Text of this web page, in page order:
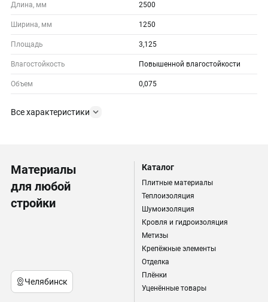
Длина, мм 2500
Ширина, мм 1250
Площадь 3,125
Влагостойкость Повышенной влагостойкости
Объем 0,075
Все характеристики
Материалы
для любой
стройки
Челябинск
Каталог
Плитные материалы
Теплоизоляция
Шумоизоляция
Кровля и гидроизоляция
Метизы
Крепёжные элементы
Отделка
Плёнки
Уценённые товары